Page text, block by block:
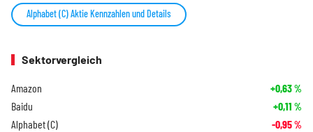
Alphabet (C) Aktie Kennzahlen und Details
Sektorvergleich
Amazon +0,63%
Baidu +0,11 %
Alphabet (C) -0,95%